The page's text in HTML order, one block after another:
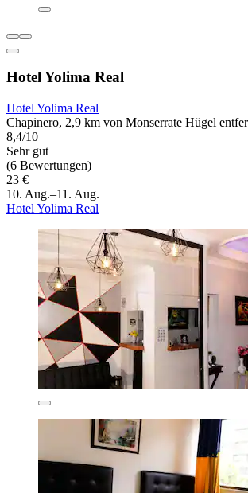
Hotel Yolima Real
Hotel Yolima Real
Chapinero, 2,9 km von Monserrate Hügel
8,4/10
Sehr gut
(6 Bewertungen)
23 €
10. Aug.–11. Aug.
Hotel Yolima Real